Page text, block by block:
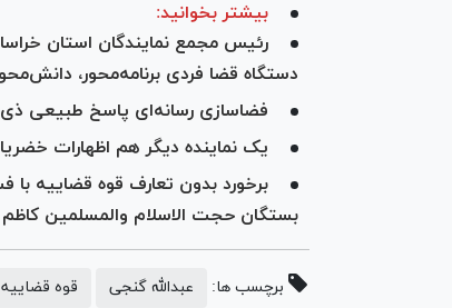
بیشتر بخوانید:
رئیس مجمع نمایندگان استان
دستگاه قضا فردی برنامه‌محور،
فضاسازی رسانه‌ای پاسخ طبیعی
یک نماینده دیگر هم اظهارات
برخورد بدون تعارف قوه قضاییه با
بستگان حجت الاسلام والمسلمین
برچسب ها: عبدالله گنجی قوه قضاییه